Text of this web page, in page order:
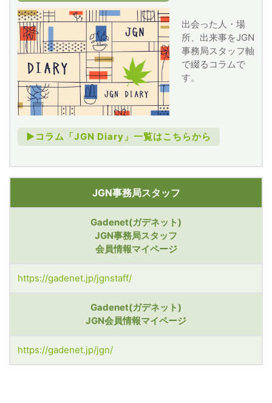
出会った人・場
所、出来事をJGN
事務局スタッフ軸
で綴るコラムで
す。
►コラム「JGN Diary」一覧はこちらから
JGN事務局スタッフ
Gadenet(ガデネット)
JGN事務局スタッフ
会員情報マイページ
https://gadenet.jp/jgnstaff/
Gadenet(ガデネット)
JGN会員情報マイページ
https://gadenet.jp/jgn/